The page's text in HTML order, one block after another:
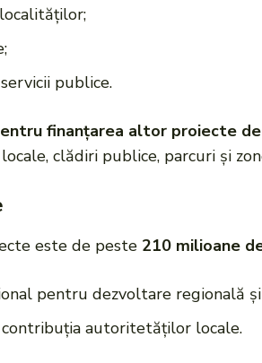
publice.
finanțarea altor proiecte
clădiri publice, parcuri și
este de peste 210 milioane
pentru dezvoltare regională
autoritetăților locale.